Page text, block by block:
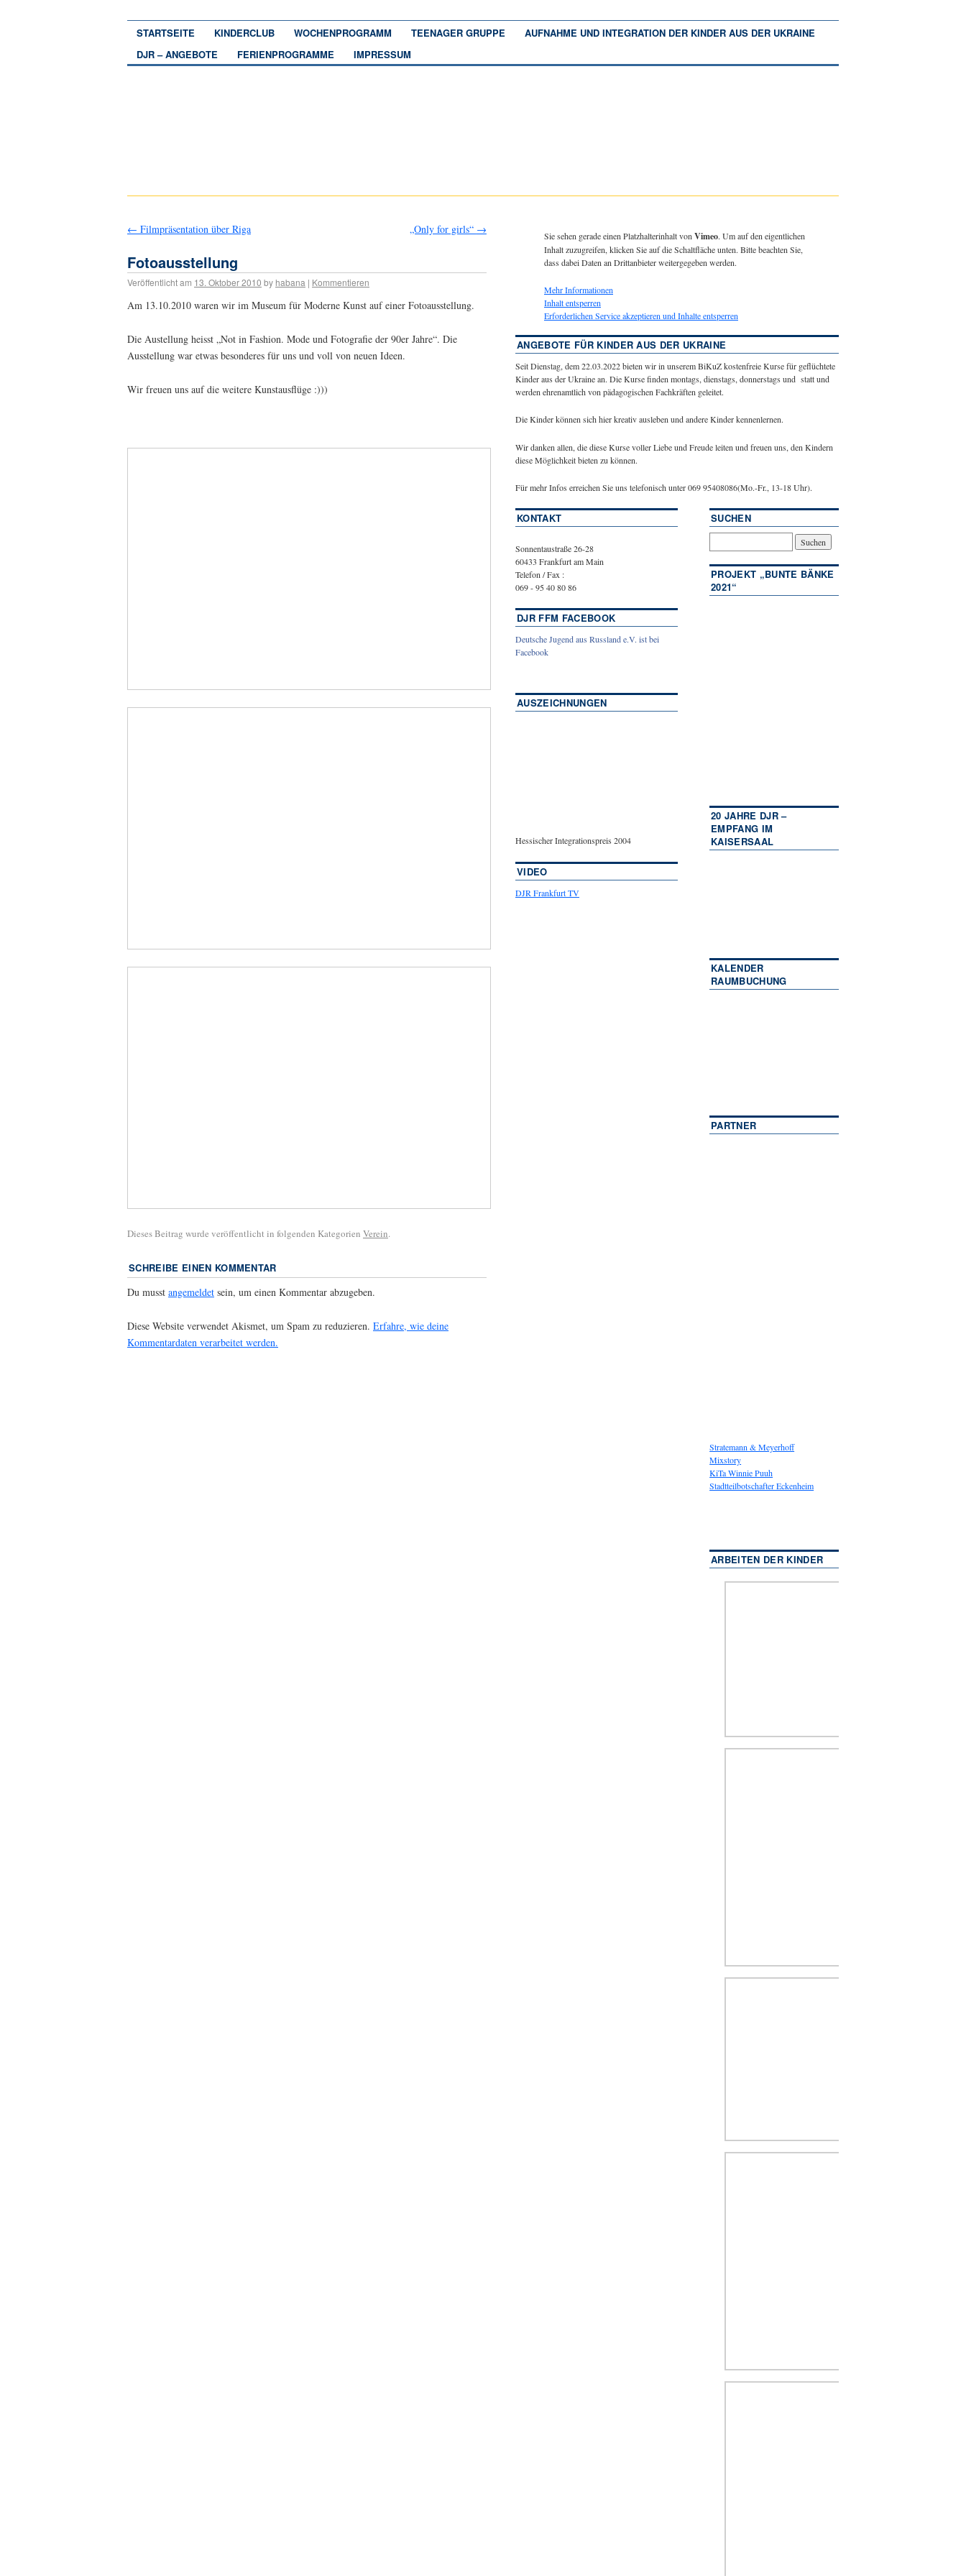
STARTSEITE KINDERCLUB WOCHENPROGRAMM TEENAGER GRUPPE
AUFNAHME UND INTEGRATION DER KINDER AUS DER UKRAINE
DJR – ANGEBOTE
FERIENPROGRAMME IMPRESSUM
← Filmpräsentation über Riga „Only for girls“ →
Fotoausstellung
Veröffentlicht am 13. Oktober 2010 by habana | Kommentieren
Am 13.10.2010 waren wir im Museum für Moderne Kunst auf einer Fotoausstellung.
Die Austellung heisst „Not in Fashion. Mode und Fotografie der 90er Jahre“. Die
Ausstellung war etwas besonderes für uns und voll von neuen Ideen.
Wir freuen uns auf die weitere Kunstausflüge :)))
Dieses Beitrag wurde veröffentlicht in folgenden Kategorien Verein.
SCHREIBE EINEN KOMMENTAR
Du musst angemeldet sein, um einen Kommentar abzugeben.
Diese Website verwendet Akismet, um Spam zu reduzieren. Erfahre, wie deine
Kommentardaten verarbeitet werden.
Sie sehen gerade einen Platzhalterinhalt von Vimeo. Um auf den eigentlichen
Inhalt zuzugreifen, klicken Sie auf die Schaltfläche unten. Bitte beachten Sie,
dass dabei Daten an Drittanbieter weitergegeben werden.
Mehr Informationen
Inhalt entsperren
Erforderlichen Service akzeptieren und Inhalte entsperren
ANGEBOTE FÜR KINDER AUS DER UKRAINE
Seit Dienstag, dem 22.03.2022 bieten wir in unserem BiKuZ kostenfreie Kurse für geflüchtete
Kinder aus der Ukraine an. Die Kurse finden montags, dienstags, donnerstags und statt und
werden ehrenamtlich von pädagogischen Fachkräften geleitet.
Die Kinder können sich hier kreativ ausleben und andere Kinder kennenlernen.
Wir danken allen, die diese Kurse voller Liebe und Freude leiten und freuen uns, den Kindern
diese Möglichkeit bieten zu können.
Für mehr Infos erreichen Sie uns telefonisch unter 069 95408086(Mo.-Fr., 13-18 Uhr).
KONTAKT
Sonnentaustraße 26-28
60433 Frankfurt am Main
Telefon / Fax :
069 - 95 40 80 86
DJR FFM FACEBOOK
Deutsche Jugend aus Russland e.V. ist bei
Facebook
AUSZEICHNUNGEN
Hessischer Integrationspreis 2004
VIDEO
DJR Frankfurt TV
SUCHEN
PROJEKT „BUNTE BÄNKE
2021“
20 JAHRE DJR –
EMPFANG IM
KAISERSAAL
KALENDER
RAUMBUCHUNG
PARTNER
Stratemann & Meyerhoff
Mixstory
KiTa Winnie Puuh
Stadtteilbotschafter Eckenheim
ARBEITEN DER KINDER